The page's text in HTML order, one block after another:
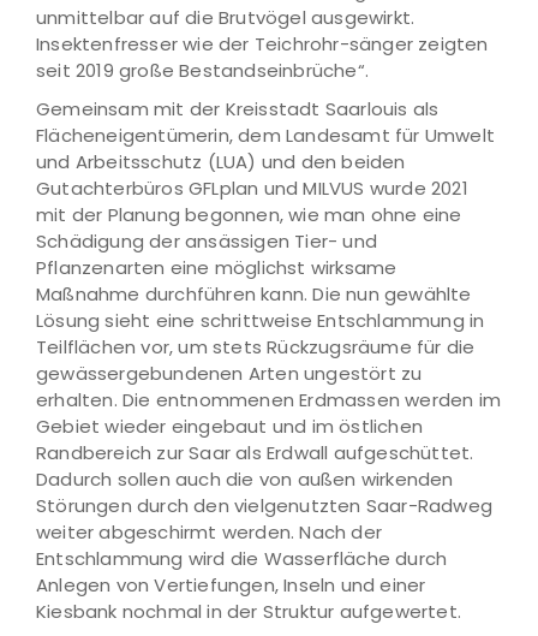
unmittelbar auf die Brutvögel ausgewirkt.
Insektenfresser wie der Teichrohr-sänger zeigten
seit 2019 große Bestandseinbrüche“.
Gemeinsam mit der Kreisstadt Saarlouis als
Flächeneigentümerin, dem Landesamt für Umwelt
und Arbeitsschutz (LUA) und den beiden
Gutachterbüros GFLplan und MILVUS wurde 2021
mit der Planung begonnen, wie man ohne eine
Schädigung der ansässigen Tier- und
Pflanzenarten eine möglichst wirksame
Maßnahme durchführen kann. Die nun gewählte
Lösung sieht eine schrittweise Entschlammung in
Teilflächen vor, um stets Rückzugsräume für die
gewässergebundenen Arten ungestört zu
erhalten. Die entnommenen Erdmassen werden im
Gebiet wieder eingebaut und im östlichen
Randbereich zur Saar als Erdwall aufgeschüttet.
Dadurch sollen auch die von außen wirkenden
Störungen durch den vielgenutzten Saar-Radweg
weiter abgeschirmt werden. Nach der
Entschlammung wird die Wasserfläche durch
Anlegen von Vertiefungen, Inseln und einer
Kiesbank nochmal in der Struktur aufgewertet.